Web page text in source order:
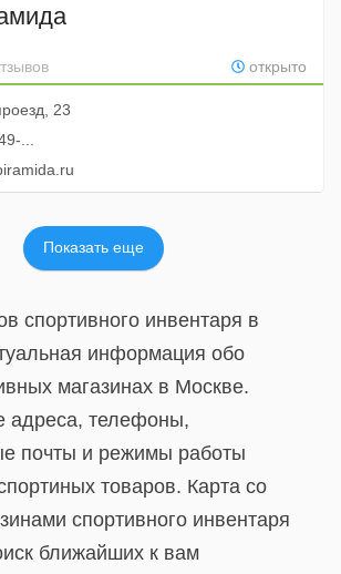
открыто
23
...
Показать еще
спортивного инвентаря в
информация обо
магазинах в Москве.
адреса, телефоны,
почты и режимы работы
товаров. Карта со
спортивного инвентаря
ближайших к вам